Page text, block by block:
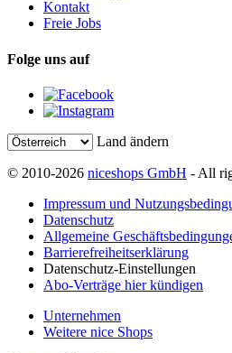
Kontakt
Freie Jobs
Folge uns auf
Land ändern
© 2010-2026 niceshops GmbH - All
Impressum und
Datenschutz
Allgemeine
Barrierefreiheitserklärung
Datenschutz-Einstellungen
Abo-Verträge hier kündigen
Unternehmen
Weitere nice Shops